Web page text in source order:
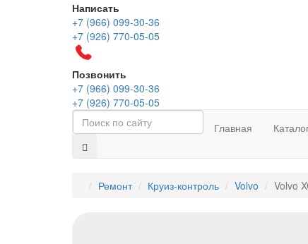
Написать
+7 (966) 099-30-36
+7 (926) 770-05-05
Позвонить
+7 (966) 099-30-36
+7 (926) 770-05-05
Главная
Ремонт Круиз-контроль Volvo Volvo